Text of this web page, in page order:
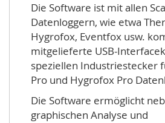
Die Software ist mit allen
Datenloggern, wie etwa
Hygrofox, Eventfox usw.
mitgelieferte USB-
speziellen Industriestecker
Pro und Hygrofox Pro
Die Software ermöglicht
graphischen Analyse und